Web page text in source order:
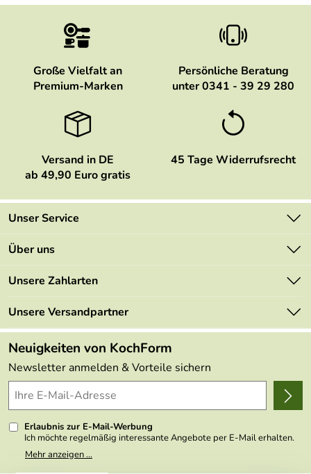
Große Vielfalt an
Premium-Marken
Persönliche Beratung
unter 0341 - 39 29 280
Versand in DE
ab 49,90 Euro gratis
45 Tage Widerrufsrecht
Unser Service
Kontakt
Mehrwertsteuerfrei
Retourenportal
FAQs
Lieferbedingungen
Delivery Terms
Kundenlogin
Über uns
Marken
Angebote
Made in Germany
Themen
Wir über uns
Presse
Unsere Zahlarten
Unsere Versandpartner
Neuigkeiten von KochForm
Newsletter anmelden & Vorteile sichern
Erlaubnis zur E-Mail-Werbung
Ich möchte regelmäßig interessante Angebote per E-Mail erhalten.
Meine E-Mail-Adresse wird nicht an andere Unternehmen
weitergegeben. Zu statistischen Zwecken wird in anonymer Form
Mehr anzeigen ...